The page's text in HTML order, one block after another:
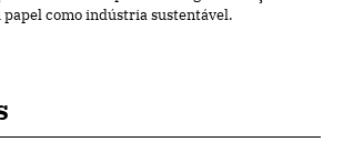
papel como indústria sustentável.